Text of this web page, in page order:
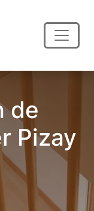
de
Pizay